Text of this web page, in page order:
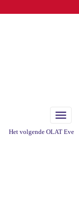
Het volgende OLAT